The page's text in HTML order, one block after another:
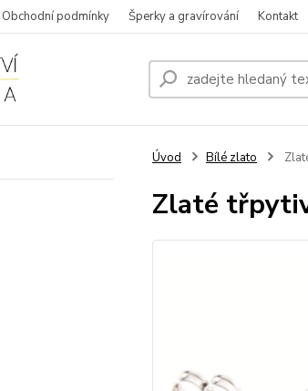
Obchodní podmínky Šperky a gravírování Kontakt
Úvod Bílé zlato
Zlaté